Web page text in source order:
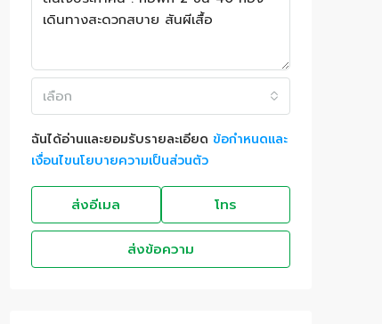
เลือก
ฉันได้อ่านและยอมรับรายละเอียด ข้อกำหนดและ
เงื่อนไขนโยบายความเป็นส่วนตัว
ส่งอีเมล โทร
ส่งข้อความ